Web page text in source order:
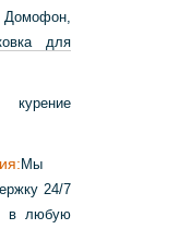
для
Мы
24/7
в любую